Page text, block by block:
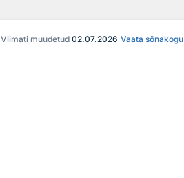
Viimati muudetud 02.07.2026 Vaata sõnakogu